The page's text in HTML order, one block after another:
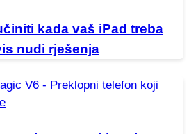
kada vaš iPad treba
nudi rješenja